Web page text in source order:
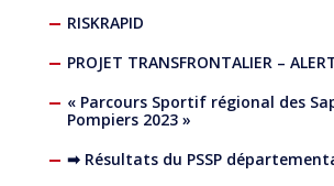
RISKRAPID
PROJET TRANSFRONTALIER –
« Parcours Sportif régional des
Pompiers 2023 »
➡ Résultats du PSSP